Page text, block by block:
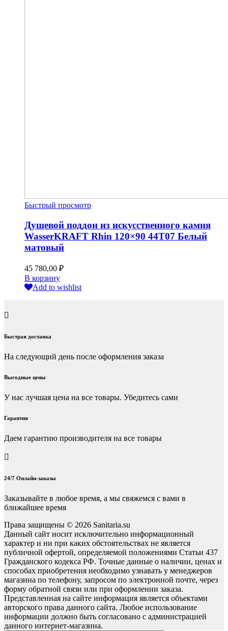
Быстрый просмотр
Душевой поддон из искусственного камня
WasserKRAFT Rhin 120×90 44T07 Белый
матовый
45 780,00 ₽
В корзину
Add to wishlist
Быстрая доставка
На следующий день после оформления заказа
Выгодные цены
У нас лучшая цена на все товары. Убедитесь сами
Гарантия
Даем гарантию производителя на все товары
24/7 Онлайн-заказы
Заказывайте в любое время, а мы свяжемся с вами в
ближайшее время
Права защищены © 2026 Sanitaria.su
Данный сайт носит исключительно информационный
характер и ни при каких обстоятельствах не является
публичной офертой, определяемой положениями Статьи 437
Гражданского кодекса РФ. Точные данные о наличии, ценах и
способах приобретения необходимо узнавать у менеджеров
магазина по телефону, запросом по электронной почте, через
форму обратной связи или при оформлении заказа.
Представленная на сайте информация является объектами
авторского права данного сайта. Любое использование
информации должно быть согласовано с администрацией
данного интернет-магазина.